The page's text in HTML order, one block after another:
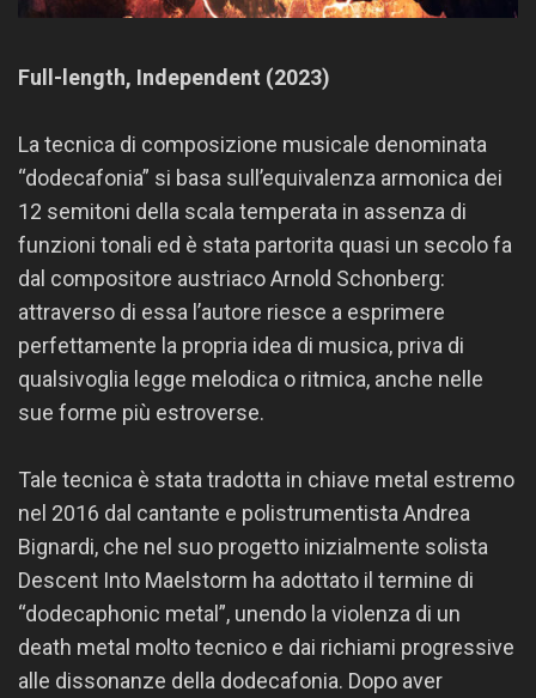
Full-length, Independent (2023)
La tecnica di composizione musicale denominata
“dodecafonia” si basa sull’equivalenza armonica dei
12 semitoni della scala temperata in assenza di
funzioni tonali ed è stata partorita quasi un secolo fa
dal compositore austriaco Arnold Schonberg:
attraverso di essa l’autore riesce a esprimere
perfettamente la propria idea di musica, priva di
qualsivoglia legge melodica o ritmica, anche nelle
sue forme più estroverse.
Tale tecnica è stata tradotta in chiave metal estremo
nel 2016 dal cantante e polistrumentista Andrea
Bignardi, che nel suo progetto inizialmente solista
Descent Into Maelstorm ha adottato il termine di
“dodecaphonic metal”, unendo la violenza di un
death metal molto tecnico e dai richiami progressive
alle dissonanze della dodecafonia. Dopo aver